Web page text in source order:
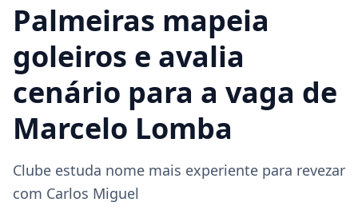
Palmeiras mapeia
goleiros e avalia
cenário para a vaga de
Marcelo Lomba
Clube estuda nome mais experiente para revezar
com Carlos Miguel